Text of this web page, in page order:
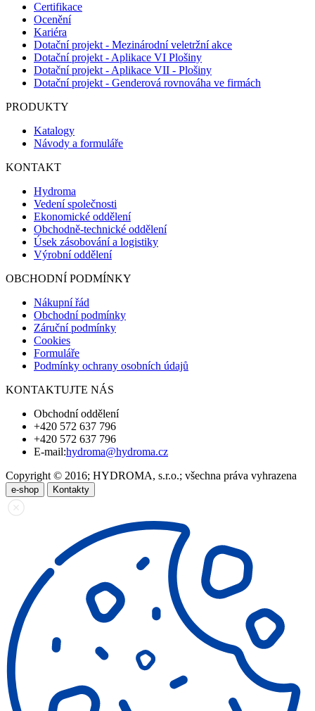
Certifikace
Ocenění
Kariéra
Dotační projekt - Mezinárodní veletržní akce
Dotační projekt - Aplikace VI Plošiny
Dotační projekt - Aplikace VII - Plošiny
Dotační projekt - Genderová rovnováha ve firmách
PRODUKTY
Katalogy
Návody a formuláře
KONTAKT
Hydroma
Vedení společnosti
Ekonomické oddělení
Obchodně-technické oddělení
Úsek zásobování a logistiky
Výrobní oddělení
OBCHODNÍ PODMÍNKY
Nákupní řád
Obchodní podmínky
Záruční podmínky
Cookies
Formuláře
Podmínky ochrany osobních údajů
KONTAKTUJTE NÁS
Obchodní oddělení
+420 572 637 796
+420 572 637 796
E-mail:hydroma@hydroma.cz
Copyright © 2016; HYDROMA, s.r.o.; všechna práva vyhrazena
e-shop Kontakty